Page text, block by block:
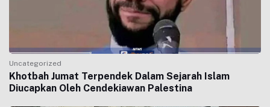
Uncategorized
Khotbah Jumat Terpendek Dalam Sejarah Islam
Diucapkan Oleh Cendekiawan Palestina